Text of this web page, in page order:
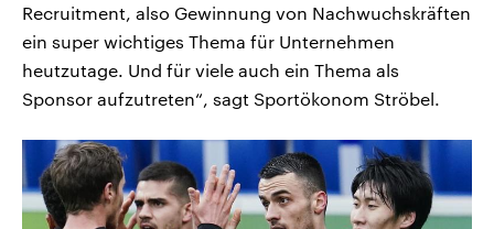
Recruitment, also Gewinnung von Nachwuchskräften
ein super wichtiges Thema für Unternehmen
heutzutage. Und für viele auch ein Thema als
Sponsor aufzutreten“, sagt Sportökonom Ströbel.